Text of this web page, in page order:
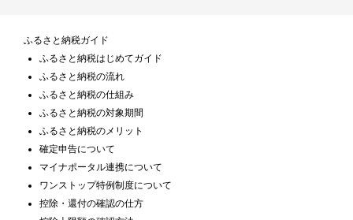
ふるさと納税ガイド
ふるさと納税はじめてガイド
ふるさと納税の流れ
ふるさと納税の仕組み
ふるさと納税の対象期間
ふるさと納税のメリット
確定申告について
マイナポータル連携について
ワンストップ特例制度について
控除・還付の確認の仕方